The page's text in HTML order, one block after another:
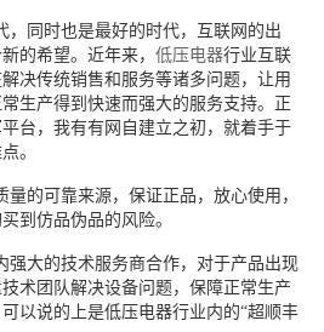
，同时也是最好的时代，互联网的出
的希望。近年来， 低压电器行业互联
决传统销售和服务等诸多问题，让用
生产得到快速而强大的服务支持。正
台，我有有网自建立之初，就着手于
。
可靠来源，保证正品，放心使用，
到仿品伪品的风险。
的技术服务商合作，对于产品出现
术团队解决设备问题，保障正常生产
以说的上是低压电器行业内的“超顺丰